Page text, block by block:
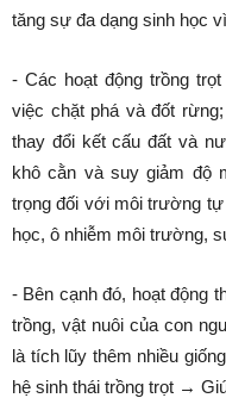
tăng sự đa dạng sinh học
- Các hoạt động trồng
việc chặt phá và đốt
thay đổi kết cấu đất và
khô cằn và suy giảm
trọng đối với môi trường
học, ô nhiễm môi trường,
- Bên cạnh đó, hoạt động
trồng, vật nuôi của con
là tích lũy thêm nhiều
hệ sinh thái trồng trọt →